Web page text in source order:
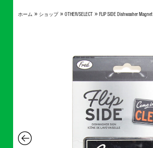
ホーム » ショップ» OTHER/SELECT » FLIP SIDE Dishwasher Magnet